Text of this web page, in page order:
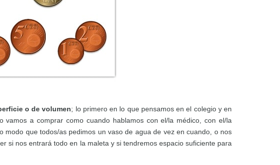
o de volumen; lo primero en lo que pensamos en el colegio y en
a comprar como cuando hablamos con el/la médico, con el/la
que todos/as pedimos un vaso de agua de vez en cuando, o nos
si nos entrará todo en la maleta y si tendremos espacio suficiente para